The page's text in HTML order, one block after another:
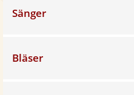
Sänger
Bläser